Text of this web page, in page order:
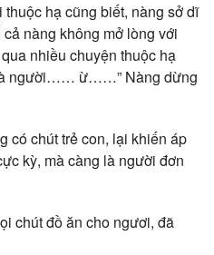
hạ cũng biết, nàng sở dĩ
nàng không mở lòng với
nhiều chuyện thuộc hạ
là người…… ừ……” Nàng dừng
có chút trẻ con, lại khiến áp
kỳ, mà càng là người đơn
chút đồ ăn cho ngươi, đã